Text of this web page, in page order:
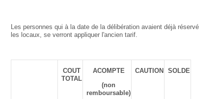
Les personnes qui à la date de la délibération avaient déjà réservé
les locaux, se verront appliquer l'ancien tarif.
COUT
TOTAL
ACOMPTE
(non
remboursable)
CAUTION SOLDE